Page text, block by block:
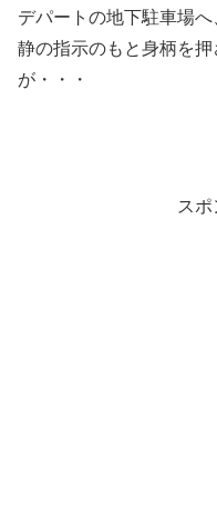
デパートの地下駐車場
静の指示のもと身柄を
が・・・
スポ